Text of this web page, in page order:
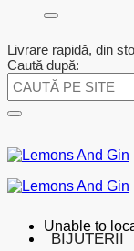
Livrare rapidă, din
Caută după:
BIJUTERII
Unable to